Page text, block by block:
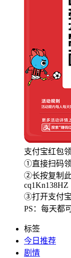
支付宝红包
①直接扫码
②长按复制此
cq1Kn138HZ
③打开支付宝
PS：每天都
标签
今日推荐
剧情